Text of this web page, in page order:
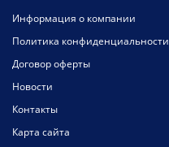
Информация о компании
Политика конфиденциальности
Договор оферты
Новости
Контакты
Карта сайта